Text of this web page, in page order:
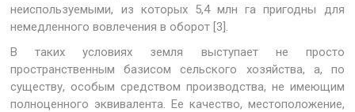
неиспользуемыми, из которых 5,4 млн га пригодны для
немедленного вовлечения в оборот [3].
В таких условиях земля выступает не просто
пространственным базисом сельского хозяйства, а, по
существу, особым средством производства, не имеющим
полноценного эквивалента. Ее качество, местоположение,